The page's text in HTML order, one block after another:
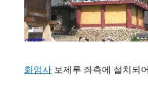
화엄사 보제루 좌측에 설치되